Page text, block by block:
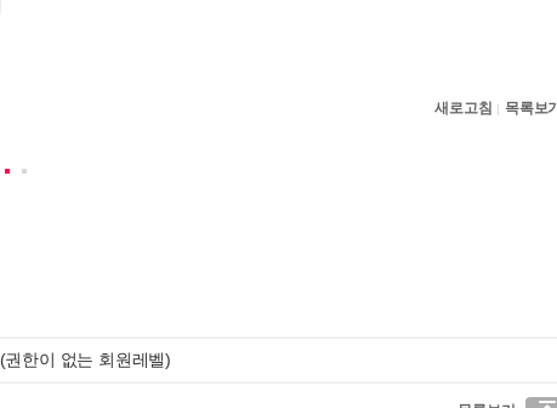
새로고침 | 목록보기
(권한이 없는 회원레벨)